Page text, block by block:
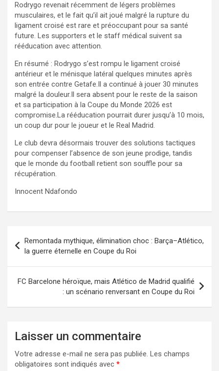
Rodrygo revenait récemment de légers problèmes
musculaires, et le fait qu’il ait joué malgré la rupture du
ligament croisé est rare et préoccupant pour sa santé
future. Les supporters et le staff médical suivent sa
rééducation avec attention.
En résumé : Rodrygo s’est rompu le ligament croisé
antérieur et le ménisque latéral quelques minutes après
son entrée contre Getafe.Il a continué à jouer 30 minutes
malgré la douleur.Il sera absent pour le reste de la saison
et sa participation à la Coupe du Monde 2026 est
compromise.La rééducation pourrait durer jusqu’à 10 mois,
un coup dur pour le joueur et le Real Madrid.
Le club devra désormais trouver des solutions tactiques
pour compenser l’absence de son jeune prodige, tandis
que le monde du football retient son souffle pour sa
récupération.
Innocent Ndafondo
de
l’article
Remontada mythique, élimination choc : Barça–Atlético,
la guerre éternelle en Coupe du Roi
FC Barcelone héroïque, mais Atlético de Madrid qualifié
: un scénario renversant en Coupe du Roi
Laisser un commentaire
Votre adresse e-mail ne sera pas publiée. Les champs
obligatoires sont indiqués avec *